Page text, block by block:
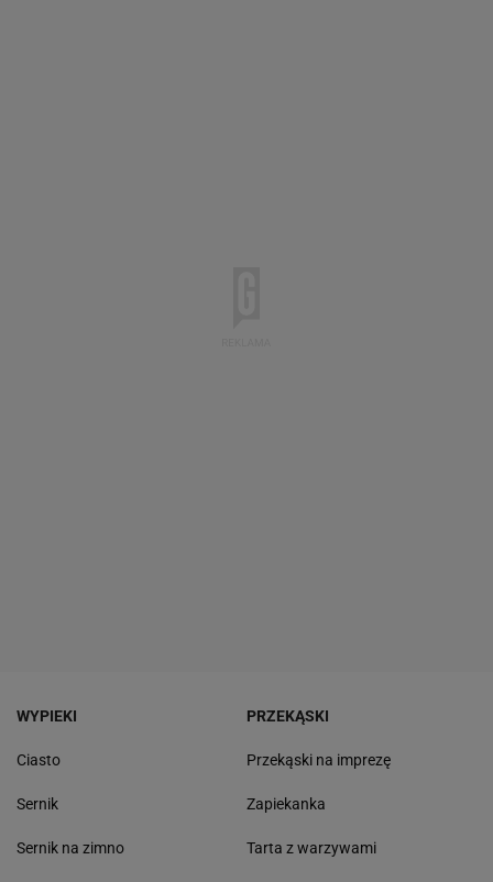
WYPIEKI
Ciasto
Sernik
Sernik na zimno
PRZEKĄSKI
Przekąski na imprezę
Zapiekanka
Tarta z warzywami